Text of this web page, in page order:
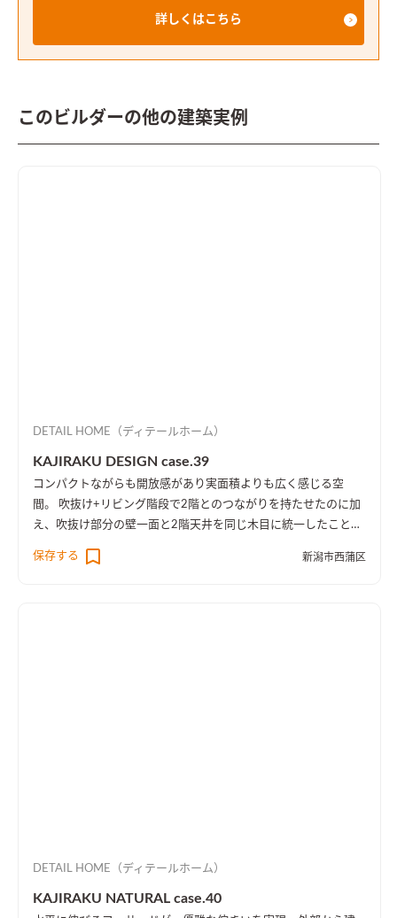
詳しくはこちら
このビルダーの他の建築実例
DETAIL HOME（ディテールホーム）
KAJIRAKU DESIGN case.39
コンパクトながらも開放感があり実面積よりも広く感じる空
間。 吹抜け+リビング階段で2階とのつながりを持たせたのに加
え、吹抜け部分の壁一面と2階天井を同じ木目に統一したことに
楽譜を整理する本棚を壁一面に設け、屋外への防音効果も担って
保存する 新潟市西蒲区
DETAIL HOME（ディテールホーム）
KAJIRAKU NATURAL case.40